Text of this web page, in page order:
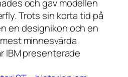
och gav modellen
Trots sin korta tid på
en designikon och en
minnesvärda
IBM presenterade